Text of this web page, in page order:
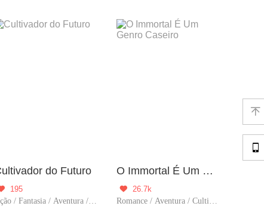
do Futuro
195
Ação / Fantasia / Aventura / Cultivo / Harém / Reencarnação / Contra-Ataque
O Immortal É Um Genro Caseiro

26.7k
Romance / Aventura / Cultivo / Supernatural / Reencarnação / Predestinado
